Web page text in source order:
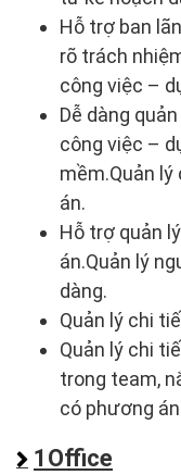
Hỗ trợ ban
rõ trách
công việc –
Dễ dàng
công việc –
mềm.Quản
án.
Hỗ trợ quản
án.Quản lý
dàng.
Quản lý chi
Quản lý chi
trong team,
có phương
1Office